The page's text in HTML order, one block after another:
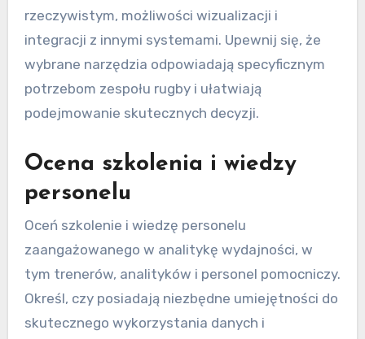
rzeczywistym, możliwości wizualizacji i
integracji z innymi systemami. Upewnij się, że
wybrane narzędzia odpowiadają specyficznym
potrzebom zespołu rugby i ułatwiają
podejmowanie skutecznych decyzji.
Ocena szkolenia i wiedzy
personelu
Oceń szkolenie i wiedzę personelu
zaangażowanego w analitykę wydajności, w
tym trenerów, analityków i personel pomocniczy.
Określ, czy posiadają niezbędne umiejętności do
skutecznego wykorzystania danych i